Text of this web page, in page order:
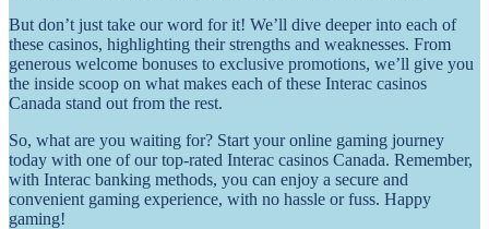
But don’t just take our word for it! We’ll dive deeper into each of
these casinos, highlighting their strengths and weaknesses. From
generous welcome bonuses to exclusive promotions, we’ll give you
the inside scoop on what makes each of these Interac casinos
Canada stand out from the rest.
So, what are you waiting for? Start your online gaming journey
today with one of our top-rated Interac casinos Canada. Remember,
with Interac banking methods, you can enjoy a secure and
convenient gaming experience, with no hassle or fuss. Happy
gaming!